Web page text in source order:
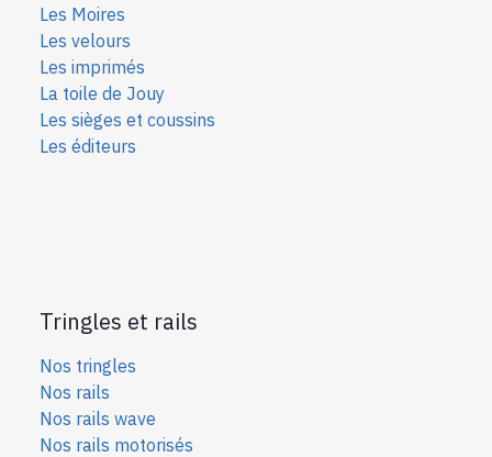
Les Moires
Les velours
Les imprimés
La toile de Jouy
Les sièges et coussins
Les éditeurs
Tringles et rails
Nos tringles
Nos rails
Nos rails wave
Nos rails motorisés